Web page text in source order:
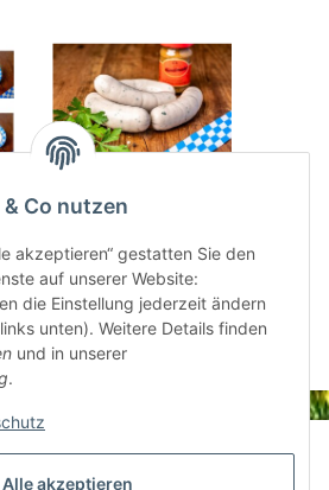
Bayrische Weißwurst
9,66 €*
Co nutzen
akzeptieren“ gestatten Sie den
auf unserer Website:
die Einstellung jederzeit ändern
unten). Weitere Details finden
und in unserer
.
Alle akzeptieren